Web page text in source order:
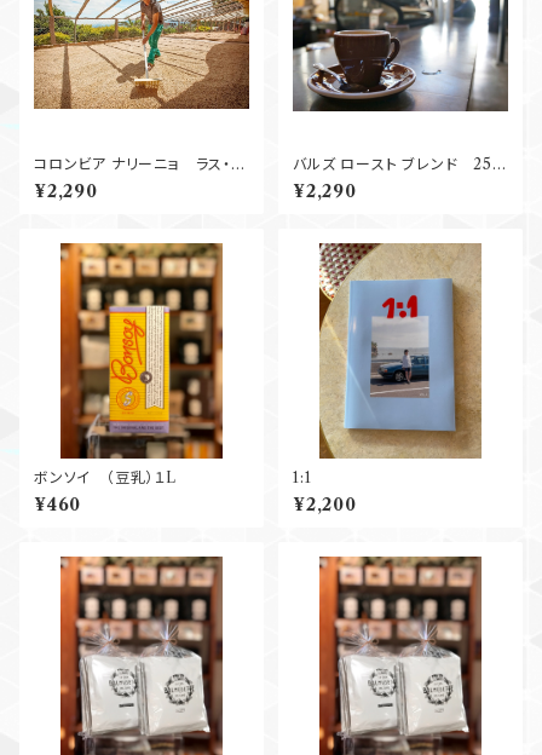
コロンビア ナリーニョ ラス・ペ
¥2,290
バルズ ロースト ブレンド 250
g
¥2,290
ボンソイ （豆乳）１L
¥460
1:1
¥2,200